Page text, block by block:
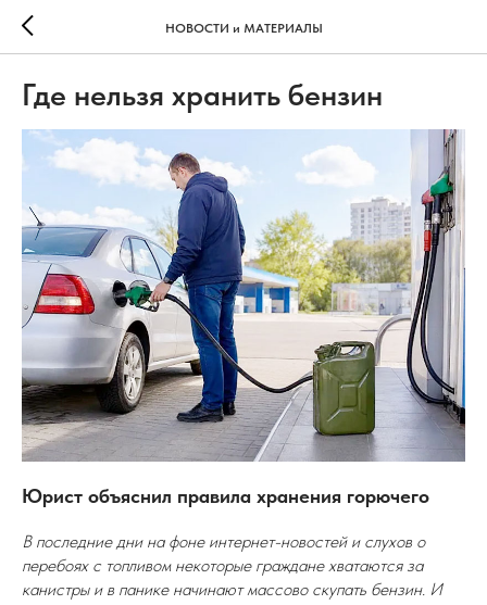
НОВОСТИ и МАТЕРИАЛЫ
Где нельзя хранить бензин
Юрист объяснил правила хранения горючего
В последние дни на фоне интернет-новостей и слухов о
перебоях с топливом некоторые граждане хватаются за
канистры и в панике начинают массово скупать бензин. И